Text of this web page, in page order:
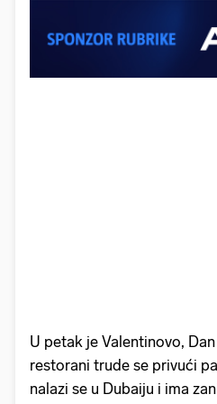
U petak je Valentinovo,
restorani trude se privući
nalazi se u Dubaiju i ima